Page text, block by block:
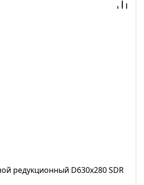
редукционный D630х280 SDR